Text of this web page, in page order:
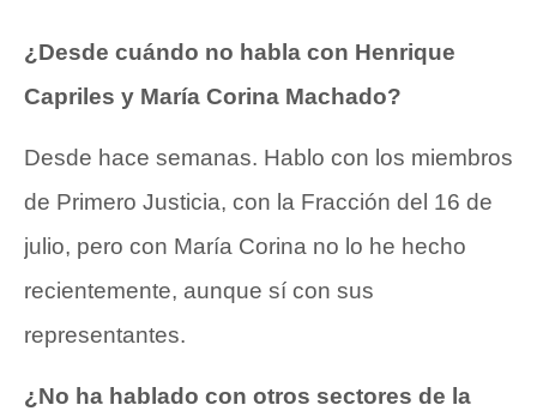
¿Desde cuándo no habla con Henrique
Capriles y María Corina Machado?
Desde hace semanas. Hablo con los miembros
de Primero Justicia, con la Fracción del 16 de
julio, pero con María Corina no lo he hecho
recientemente, aunque sí con sus
representantes.
¿No ha hablado con otros sectores de la